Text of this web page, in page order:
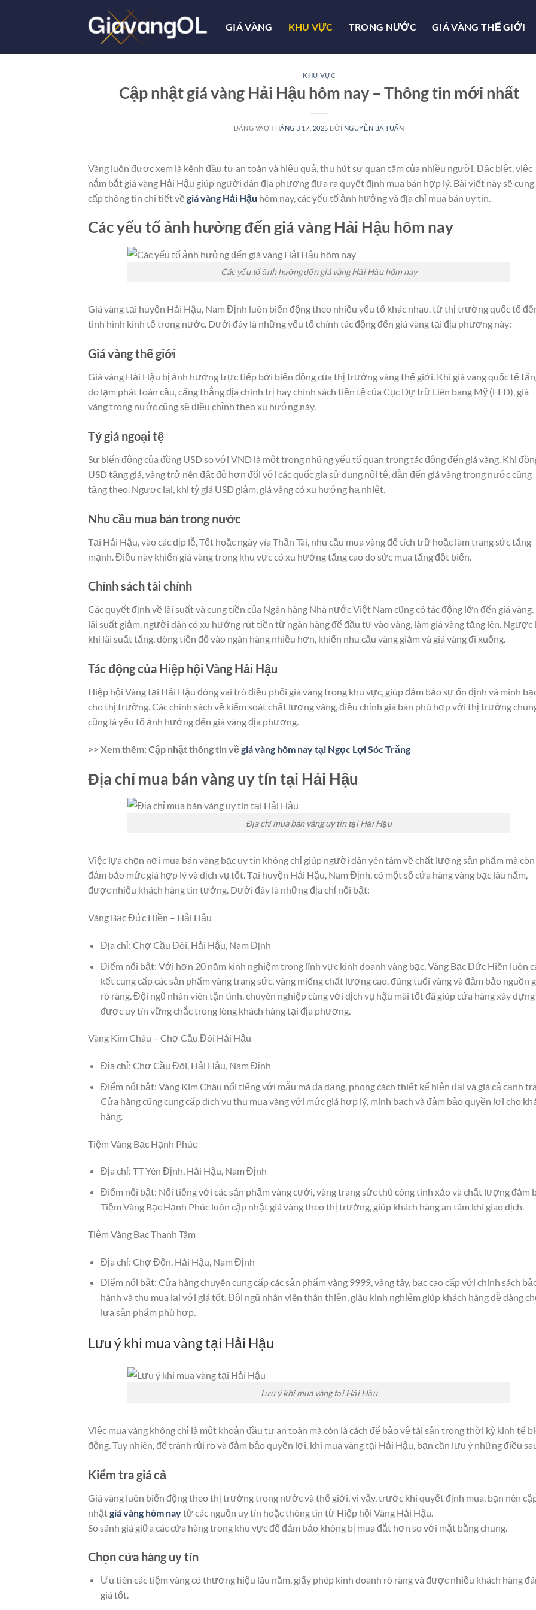
dung
GIÁ VÀNG KHU VỰC TRONG NƯỚC GIÁ VÀNG THẾ GIỚI
KHU VỰC
Cập nhật giá vàng Hải Hậu hôm nay – Thông tin mới nhất
ĐĂNG VÀO THÁNG 3 17, 2025 BỞI NGUYỄN BÁ TUẤN
Vàng luôn được xem là kênh đầu tư an toàn và hiệu quả, thu hút sự quan tâm của nhiều người. Đặc biệt, việc
nắm bắt giá vàng Hải Hậu giúp người dân địa phương đưa ra quyết định mua bán hợp lý. Bài viết này sẽ cung
cấp thông tin chi tiết về giá vàng Hải Hậu hôm nay, các yếu tố ảnh hưởng và địa chỉ mua bán uy tín.​
Các yếu tố ảnh hưởng đến giá vàng Hải Hậu hôm nay
Các yếu tố ảnh hưởng đến giá vàng Hải Hậu hôm nay
Giá vàng tại huyện Hải Hậu, Nam Định luôn biến động theo nhiều yếu tố khác nhau, từ thị trường quốc tế
tình hình kinh tế trong nước. Dưới đây là những yếu tố chính tác động đến giá vàng tại địa phương này:
Giá vàng thế giới
Giá vàng Hải Hậu bị ảnh hưởng trực tiếp bởi biến động của thị trường vàng thế giới. Khi giá vàng quốc tế
do lạm phát toàn cầu, căng thẳng địa chính trị hay chính sách tiền tệ của Cục Dự trữ Liên bang Mỹ (FED), giá
vàng trong nước cũng sẽ điều chỉnh theo xu hướng này.
Tỷ giá ngoại tệ
Sự biến động của đồng USD so với VND là một trong những yếu tố quan trọng tác động đến giá vàng. Khi
USD tăng giá, vàng trở nên đắt đỏ hơn đối với các quốc gia sử dụng nội tệ, dẫn đến giá vàng trong nước cũng
tăng theo. Ngược lại, khi tỷ giá USD giảm, giá vàng có xu hướng hạ nhiệt.
Nhu cầu mua bán trong nước
Tại Hải Hậu, vào các dịp lễ, Tết hoặc ngày vía Thần Tài, nhu cầu mua vàng để tích trữ hoặc làm trang sức tăng
mạnh. Điều này khiến giá vàng trong khu vực có xu hướng tăng cao do sức mua tăng đột biến.
Chính sách tài chính
Các quyết định về lãi suất và cung tiền của Ngân hàng Nhà nước Việt Nam cũng có tác động lớn đến giá vàng.
lãi suất giảm, người dân có xu hướng rút tiền từ ngân hàng để đầu tư vào vàng, làm giá vàng tăng lên. Ngược
khi lãi suất tăng, dòng tiền đổ vào ngân hàng nhiều hơn, khiến nhu cầu vàng giảm và giá vàng đi xuống.
Tác động của Hiệp hội Vàng Hải Hậu
Hiệp hội Vàng tại Hải Hậu đóng vai trò điều phối giá vàng trong khu vực, giúp đảm bảo sự ổn định và minh
cho thị trường. Các chính sách về kiểm soát chất lượng vàng, điều chỉnh giá bán phù hợp với thị trường
cũng là yếu tố ảnh hưởng đến giá vàng địa phương.
>> Xem thêm: Cập nhật thông tin vềgiá vàng hôm nay tại Ngọc Lợi Sóc Trăng
Địa chỉ mua bán vàng uy tín tại Hải Hậu
Địa chỉ mua bán vàng uy tín tại Hải Hậu
Việc lựa chọn nơi mua bán vàng bạc uy tín không chỉ giúp người dân yên tâm về chất lượng sản phẩm mà còn
đảm bảo mức giá hợp lý và dịch vụ tốt. Tại huyện Hải Hậu, Nam Định, có một số cửa hàng vàng bạc lâu năm,
được nhiều khách hàng tin tưởng. Dưới đây là những địa chỉ nổi bật:
Vàng Bạc Đức Hiền – Hải Hậu
Địa chỉ: Chợ Cầu Đôi, Hải Hậu, Nam Định
Điểm nổi bật: Với hơn 20 năm kinh nghiệm trong lĩnh vực kinh doanh vàng bạc, Vàng Bạc Đức Hiền luôn
kết cung cấp các sản phẩm vàng trang sức, vàng miếng chất lượng cao, đúng tuổi vàng và đảm bảo nguồn
rõ ràng. Đội ngũ nhân viên tận tình, chuyên nghiệp cùng với dịch vụ hậu mãi tốt đã giúp cửa hàng xây dựng
được uy tín vững chắc trong lòng khách hàng tại địa phương.
Vàng Kim Châu – Chợ Cầu Đôi Hải Hậu
Địa chỉ: Chợ Cầu Đôi, Hải Hậu, Nam Định
Điểm nổi bật: Vàng Kim Châu nổi tiếng với mẫu mã đa dạng, phong cách thiết kế hiện đại và giá cả cạnh
Cửa hàng cũng cung cấp dịch vụ thu mua vàng với mức giá hợp lý, minh bạch và đảm bảo quyền lợi cho
hàng.
Tiệm Vàng Bạc Hạnh Phúc
Địa chỉ: TT Yên Định, Hải Hậu, Nam Định
Điểm nổi bật: Nổi tiếng với các sản phẩm vàng cưới, vàng trang sức thủ công tinh xảo và chất lượng đảm
Tiệm Vàng Bạc Hạnh Phúc luôn cập nhật giá vàng theo thị trường, giúp khách hàng an tâm khi giao dịch.
Tiệm Vàng Bạc Thanh Tâm
Địa chỉ: Chợ Đồn, Hải Hậu, Nam Định
Điểm nổi bật: Cửa hàng chuyên cung cấp các sản phẩm vàng 9999, vàng tây, bạc cao cấp với chính sách
hành và thu mua lại với giá tốt. Đội ngũ nhân viên thân thiện, giàu kinh nghiệm giúp khách hàng dễ dàng
lựa sản phẩm phù hợp.
Lưu ý khi mua vàng tại Hải Hậu
Lưu ý khi mua vàng tại Hải Hậu
Việc mua vàng không chỉ là một khoản đầu tư an toàn mà còn là cách để bảo vệ tài sản trong thời kỳ kinh tế
động. Tuy nhiên, để tránh rủi ro và đảm bảo quyền lợi, khi mua vàng tại Hải Hậu, bạn cần lưu ý những điều
Kiểm tra giá cả
Giá vàng luôn biến động theo thị trường trong nước và thế giới, vì vậy, trước khi quyết định mua, bạn nên
nhậtgiá vàng hôm naytừ các nguồn uy tín hoặc thông tin từ Hiệp hội Vàng Hải Hậu.
So sánh giá giữa các cửa hàng trong khu vực để đảm bảo không bị mua đắt hơn so với mặt bằng chung.
Chọn cửa hàng uy tín
Ưu tiên các tiệm vàng có thương hiệu lâu năm, giấy phép kinh doanh rõ ràng và được nhiều khách hàng
giá tốt.